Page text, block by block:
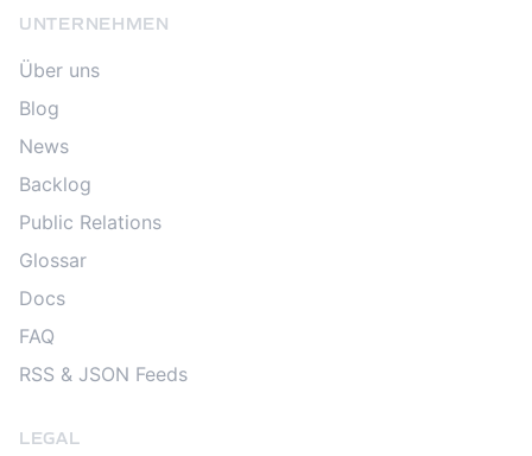
UNTERNEHMEN
Über uns
Blog
News
Backlog
Public Relations
Glossar
Docs
FAQ
RSS & JSON Feeds
LEGAL